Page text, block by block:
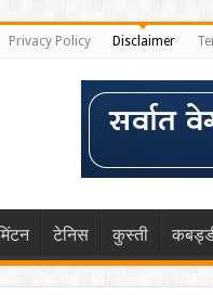
Privacy Policy Disclaimer
टेनिस कुस्ती